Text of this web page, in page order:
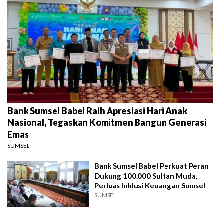
Bank Sumsel Babel Raih Apresiasi Hari Anak
Nasional, Tegaskan Komitmen Bangun Generasi
Emas
SUMSEL
Bank Sumsel Babel Perkuat Peran
Dukung 100.000 Sultan Muda,
Perluas Inklusi Keuangan Sumsel
SUMSEL